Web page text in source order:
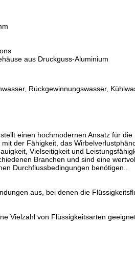
aus Druckguss-Aluminium
Rückgewinnungswasser,
einen hochmodernen Ansatz für
der Fähigkeit, das
Vielseitigkeit und
Branchen und sind eine
Durchflussbedingungen benötigen..
aus, bei denen die
Vielzahl von Flüssigkeitsarten